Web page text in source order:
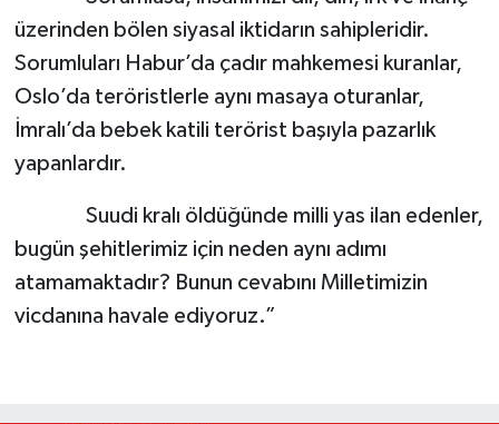
üzerinden bölen siyasal iktidarın sahipleridir.
Sorumluları Habur’da çadır mahkemesi kuranlar,
Oslo’da teröristlerle aynı masaya oturanlar,
İmralı’da bebek katili terörist başıyla pazarlık
yapanlardır.
Suudi kralı öldüğünde milli yas ilan edenler,
bugün şehitlerimiz için neden aynı adımı
atamamaktadır? Bunun cevabını Milletimizin
vicdanına havale ediyoruz.”